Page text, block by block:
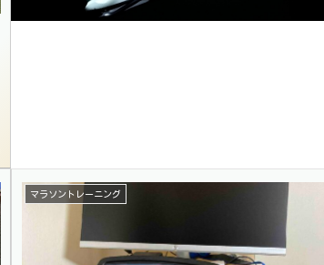
マラソントレーニング